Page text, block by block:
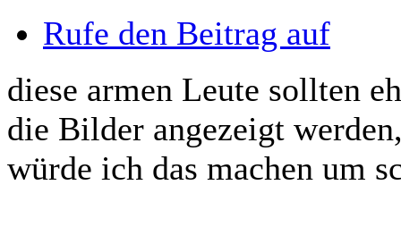
Rufe den Beitrag auf
diese armen Leute sollten
die Bilder angezeigt
würde ich das machen um